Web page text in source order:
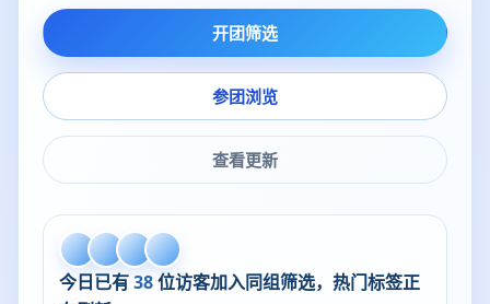
开团筛选
参团浏览
查看更新
今日已有38位访客加入同组筛选，热门标签正